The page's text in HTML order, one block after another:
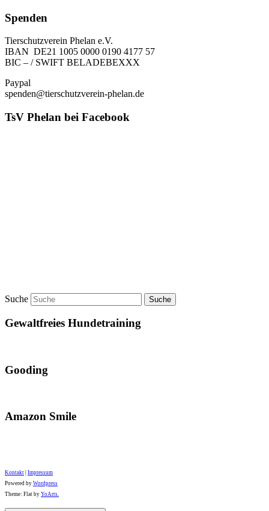
Spenden
Tierschutzverein Phelan e.V.
IBAN DE21 1005 0000 0190 4177 57
BIC – / SWIFT BELADEBEXXX
Paypal
spenden@tierschutzverein-phelan.de
TsV Phelan bei Facebook
Suche
Gewaltfreies Hundetraining
Gooding
Amazon Smile
Kontakt Impressum
Powered by Wordpress
Theme: Flat by YoArts.